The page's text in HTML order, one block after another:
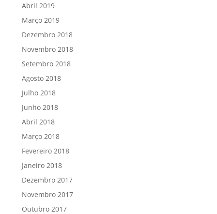
Abril 2019
Março 2019
Dezembro 2018
Novembro 2018
Setembro 2018
Agosto 2018
Julho 2018
Junho 2018
Abril 2018
Março 2018
Fevereiro 2018
Janeiro 2018
Dezembro 2017
Novembro 2017
Outubro 2017